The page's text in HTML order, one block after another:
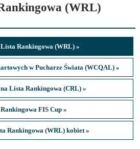
(WRL)
Rankingowa (WRL) »
w Pucharze Świata (WCQAL) »
Lista Rankingowa (CRL) »
FIS Cup »
Rankingowa (WRL) kobiet »